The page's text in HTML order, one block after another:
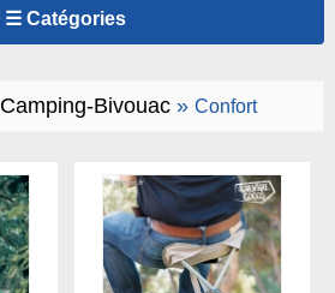
☰ Catégories
Camping-Bivouac» Confort